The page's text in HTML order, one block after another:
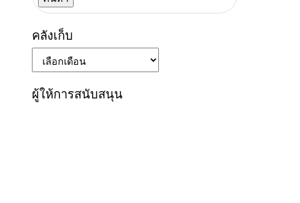
คลังเก็บ
คลัง
เก็บ
ผู้ให้การสนับสนุน